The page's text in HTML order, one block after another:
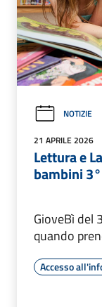
NOTIZIE
21 APRILE 2026
Lettura e
bambini
GioveBì del
quando
Accesso